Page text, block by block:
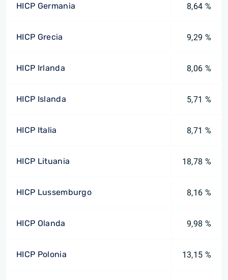
HICP Germania 8,64 %
HICP Grecia 9,29 %
HICP Irlanda 8,06 %
HICP Islanda 5,71 %
HICP Italia 8,71 %
HICP Lituania 18,78 %
HICP Lussemburgo 8,16 %
HICP Olanda 9,98 %
HICP Polonia 13,15 %